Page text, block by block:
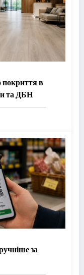
покриття в
та ДБН
за